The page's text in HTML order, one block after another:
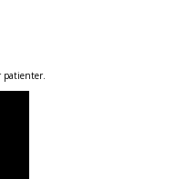
patienter.